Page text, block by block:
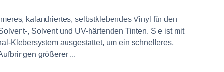
kalandriertes, selbstklebendes Vinyl für den
, Solvent und UV-härtenden Tinten. Sie ist mit
Klebersystem ausgestattet, um ein schnelleres,
größerer ...